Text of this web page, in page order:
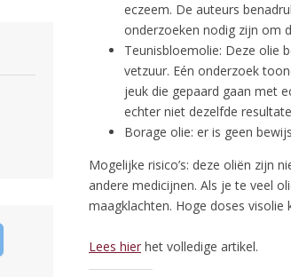
eczeem. De auteurs
onderzoeken nodig zijn om
Teunisbloemolie: Deze olie
vetzuur. Eén onderzoek
jeuk die gepaard gaan met
echter niet dezelfde
Borage olie: er is geen
Mogelijke risico’s: deze oliën zijn
andere medicijnen. Als je te veel
maagklachten. Hoge doses
Lees hier het volledige artikel.